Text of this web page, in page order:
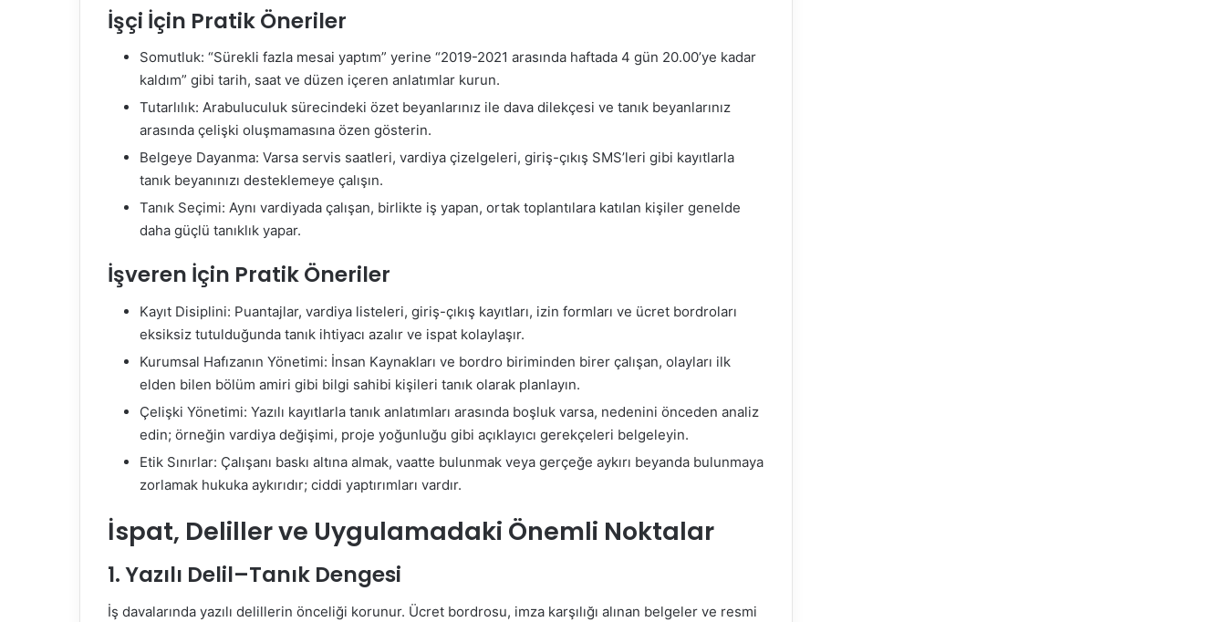
İşçi İçin Pratik Öneriler
Somutluk: “Sürekli fazla mesai yaptım” yerine “2019-2021 arasında haftada 4 gün 20.00’ye kadar
kaldım” gibi tarih, saat ve düzen içeren anlatımlar kurun.
Tutarlılık: Arabuluculuk sürecindeki özet beyanlarınız ile dava dilekçesi ve tanık beyanlarınız
arasında çelişki oluşmamasına özen gösterin.
Belgeye Dayanma: Varsa servis saatleri, vardiya çizelgeleri, giriş-çıkış SMS’leri gibi kayıtlarla
tanık beyanınızı desteklemeye çalışın.
Tanık Seçimi: Aynı vardiyada çalışan, birlikte iş yapan, ortak toplantılara katılan kişiler genelde
daha güçlü tanıklık yapar.
İşveren İçin Pratik Öneriler
Kayıt Disiplini: Puantajlar, vardiya listeleri, giriş-çıkış kayıtları, izin formları ve ücret bordroları
eksiksiz tutulduğunda tanık ihtiyacı azalır ve ispat kolaylaşır.
Kurumsal Hafızanın Yönetimi: İnsan Kaynakları ve bordro biriminden birer çalışan, olayları ilk
elden bilen bölüm amiri gibi bilgi sahibi kişileri tanık olarak planlayın.
Çelişki Yönetimi: Yazılı kayıtlarla tanık anlatımları arasında boşluk varsa, nedenini önceden analiz
edin; örneğin vardiya değişimi, proje yoğunluğu gibi açıklayıcı gerekçeleri belgeleyin.
Etik Sınırlar: Çalışanı baskı altına almak, vaatte bulunmak veya gerçeğe aykırı beyanda bulunmaya
zorlamak hukuka aykırıdır; ciddi yaptırımları vardır.
İspat, Deliller ve Uygulamadaki Önemli Noktalar
1. Yazılı Delil–Tanık Dengesi
İş davalarında yazılı delillerin önceliği korunur. Ücret bordrosu, imza karşılığı alınan belgeler ve resmi